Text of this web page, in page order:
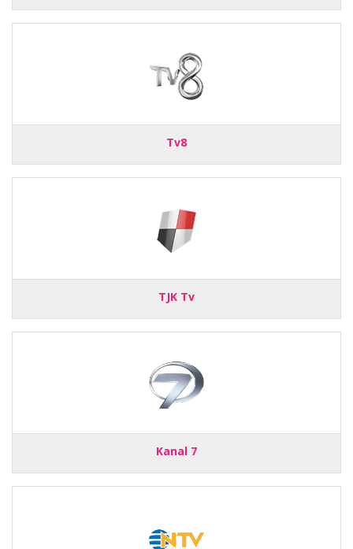
Tv8
TJK Tv
Kanal 7